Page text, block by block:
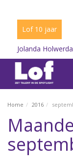
Lof 10 jaar
Jolanda Holwerda
Home 2016